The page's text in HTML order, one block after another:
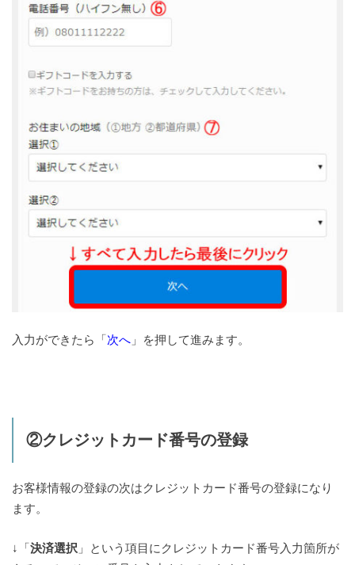
入力ができたら「次へ 」を押して進みます。
②クレジットカード番号の登録
お客様情報の登録の次はクレジットカード番号の登録になり
ます。
↓「決済選択 」という項目にクレジットカード番号入力箇所が